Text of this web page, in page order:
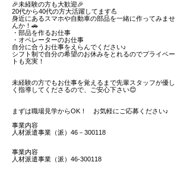
🎉未経験の方も大歓迎🎉
20代から40代の方大活躍してます💪
身近にあるスマホや自動車の部品を一緒に作ってみませ
んか！🚗
・部品を作るお仕事
・オペレーターのお仕事
自分に合うお仕事をえらんでください♪
シフト制で自分の希望のお休みをとれるのでプライベー
トも充実！
未経験の方でもお仕事を覚えるまで先輩スタッフが優し
く指導してくださるので、ご安心下さい😊
まずは職場見学からOK！ お気軽にご応募ください♪
事業内容
人材派遣事業（派）46－300118
事業内容
人材派遣事業（派）46-300118